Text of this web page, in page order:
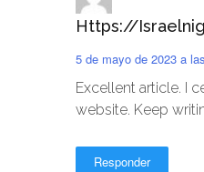
Https://
5 de mayo de 2023 a
Excellent article. I
website. Keep
Responder